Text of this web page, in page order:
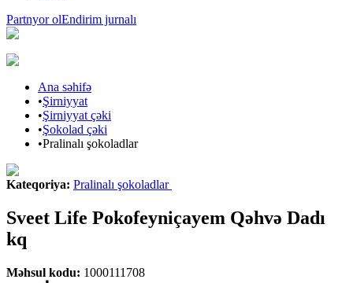
Partnyor olEndirim jurnalı
Ana səhifə
•Şirniyyat
•Şirniyyat çəki
•Şokolad çəki
•Pralinalı şokoladlar
Kateqoriya: Pralinalı şokoladlar
Sveet Life Pokofeyniçayem Qəhvə Dadı
kq
Məhsul kodu: 1000111708